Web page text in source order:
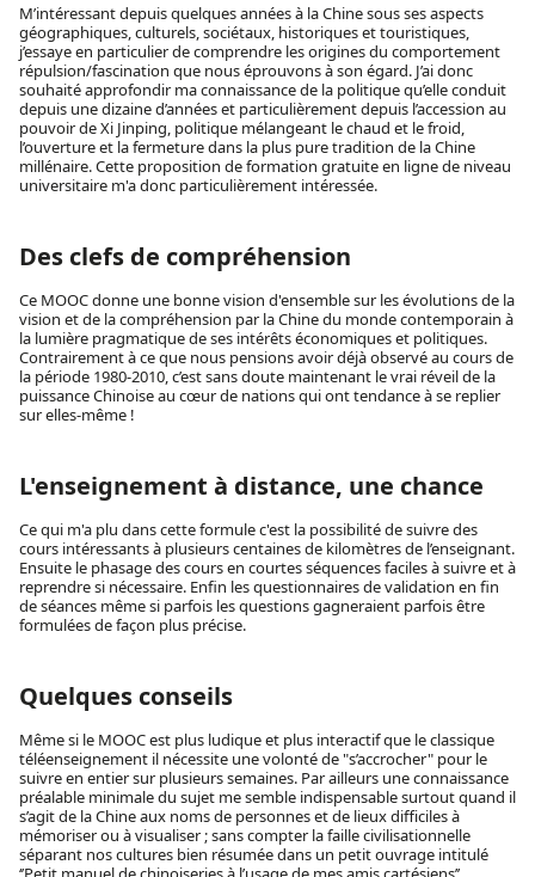
M’intéressant depuis quelques années à la Chine sous ses aspects
géographiques, culturels, sociétaux, historiques et touristiques,
j’essaye en particulier de comprendre les origines du comportement
répulsion/fascination que nous éprouvons à son égard. J’ai donc
souhaité approfondir ma connaissance de la politique qu’elle conduit
depuis une dizaine d’années et particulièrement depuis l’accession au
pouvoir de Xi Jinping, politique mélangeant le chaud et le froid,
l’ouverture et la fermeture dans la plus pure tradition de la Chine
millénaire. Cette proposition de formation gratuite en ligne de niveau
universitaire m'a donc particulièrement intéressée.
Des clefs de compréhension
Ce MOOC donne une bonne vision d'ensemble sur les évolutions de la
vision et de la compréhension par la Chine du monde contemporain à
la lumière pragmatique de ses intérêts économiques et politiques.
Contrairement à ce que nous pensions avoir déjà observé au cours de
la période 1980-2010, c’est sans doute maintenant le vrai réveil de la
puissance Chinoise au cœur de nations qui ont tendance à se replier
sur elles-même !
L'enseignement à distance, une chance
Ce qui m'a plu dans cette formule c'est la possibilité de suivre des
cours intéressants à plusieurs centaines de kilomètres de l’enseignant.
Ensuite le phasage des cours en courtes séquences faciles à suivre et à
reprendre si nécessaire. Enfin les questionnaires de validation en fin
de séances même si parfois les questions gagneraient parfois être
formulées de façon plus précise.
Quelques conseils
Même si le MOOC est plus ludique et plus interactif que le classique
téléenseignement il nécessite une volonté de "s’accrocher" pour le
suivre en entier sur plusieurs semaines. Par ailleurs une connaissance
préalable minimale du sujet me semble indispensable surtout quand il
s’agit de la Chine aux noms de personnes et de lieux difficiles à
mémoriser ou à visualiser ; sans compter la faille civilisationnelle
séparant nos cultures bien résumée dans un petit ouvrage intitulé